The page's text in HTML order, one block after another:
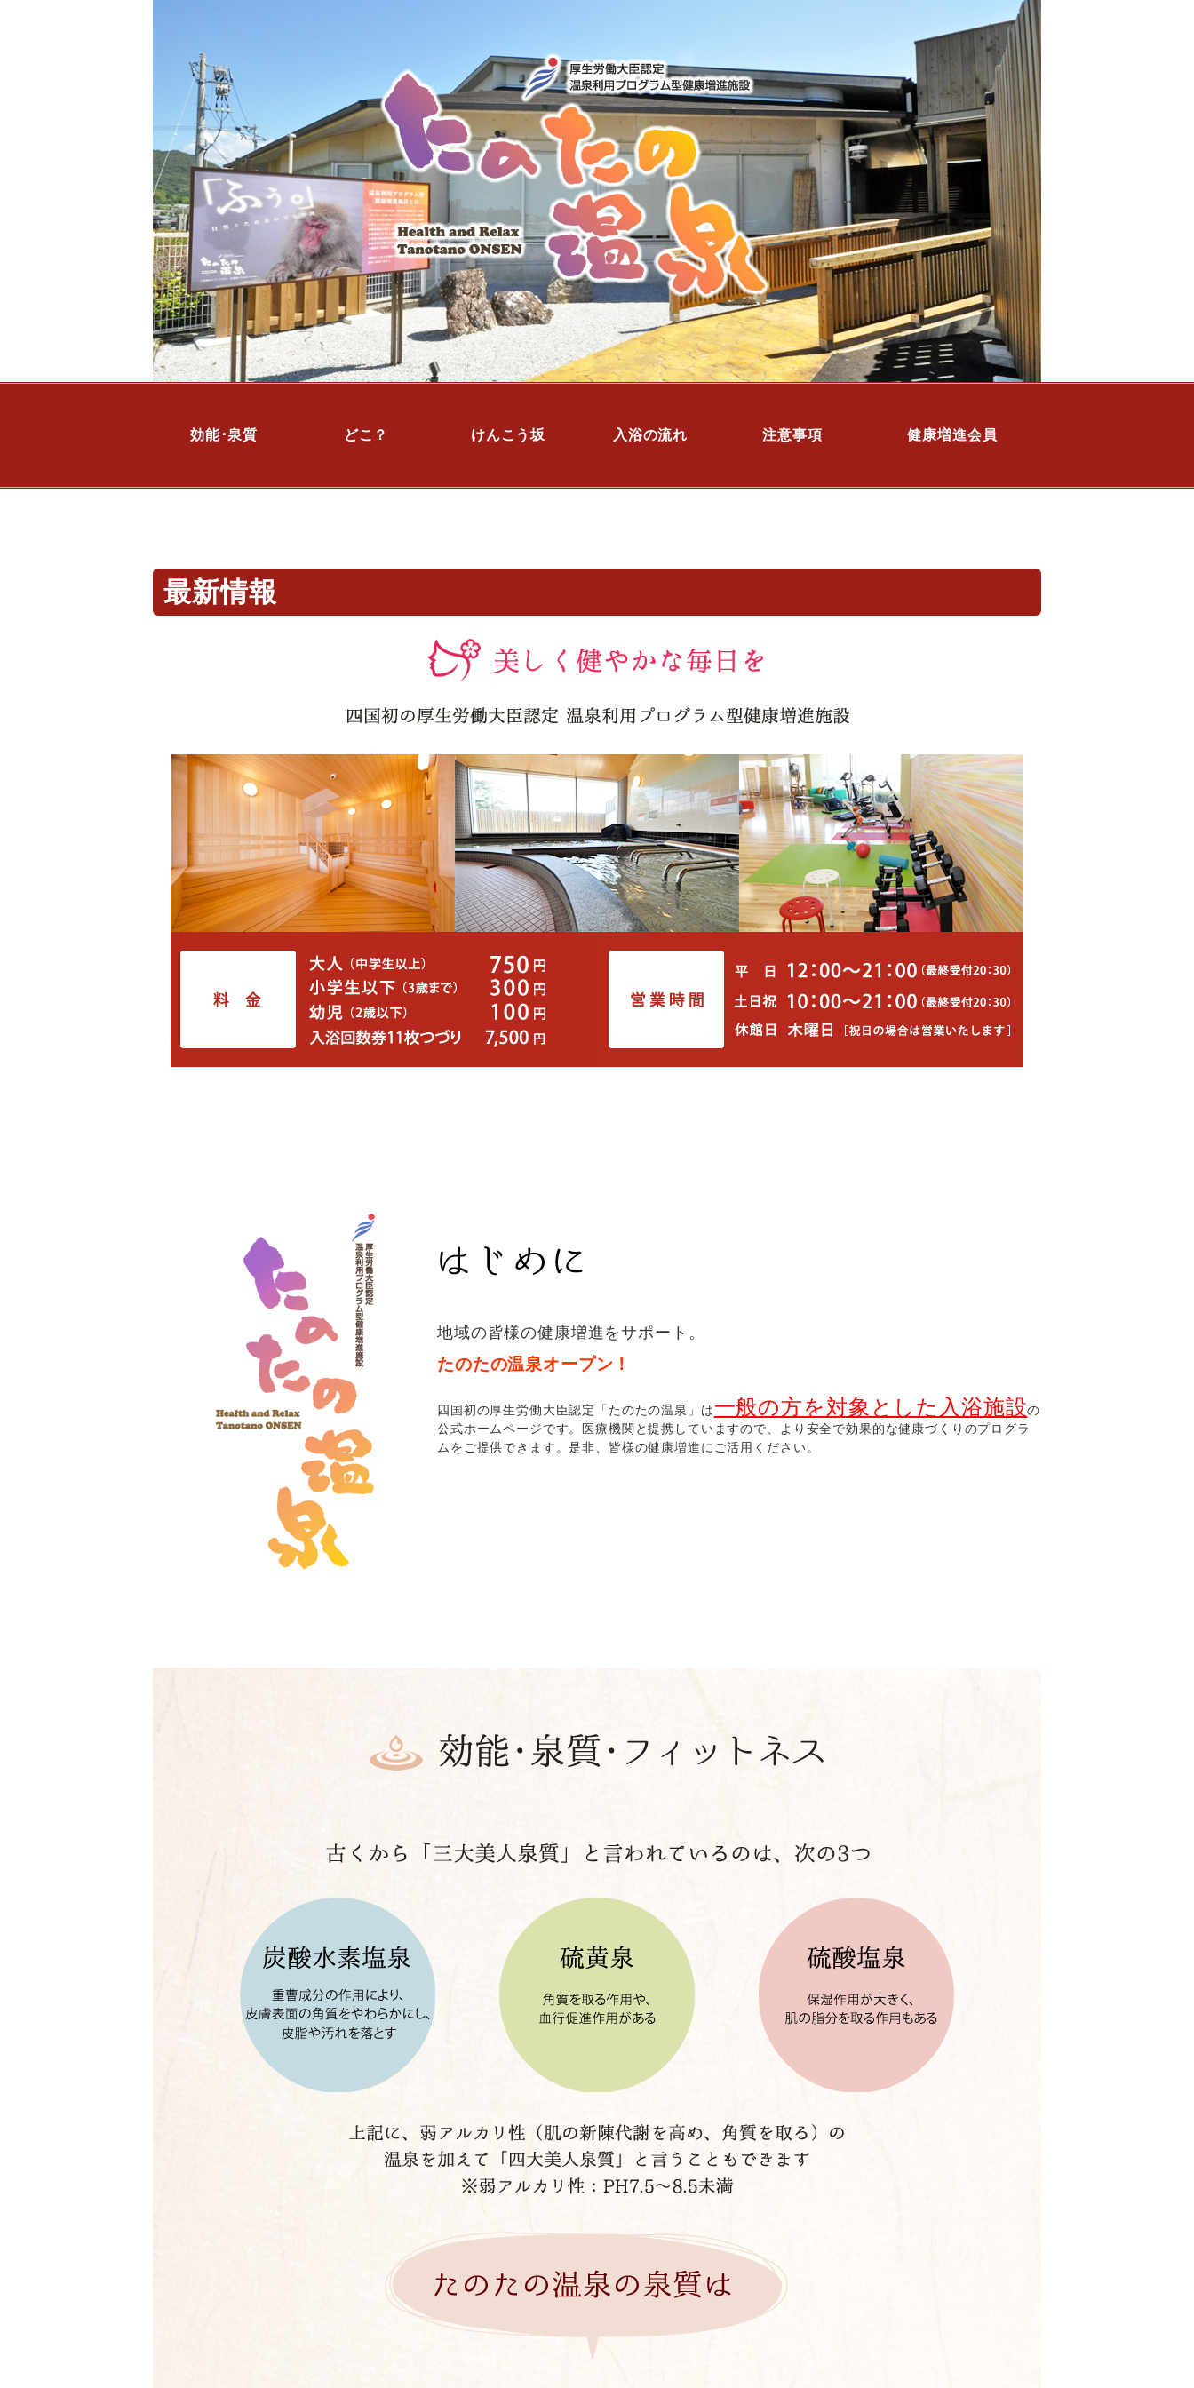
効能･泉質 どこ？ けんこう坂 入浴の流れ 注意事項 健康増進会員
最新情報
地域の皆様の健康増進をサポート。
たのたの温泉オープン！
四国初の厚生労働大臣認定「たのたの温泉」は一般の方を対象とした入浴施設の
公式ホームページです。医療機関と提携していますので、より安全で効果的な健康づくりのプログラ
ムをご提供できます。是非、皆様の健康増進にご活用ください。